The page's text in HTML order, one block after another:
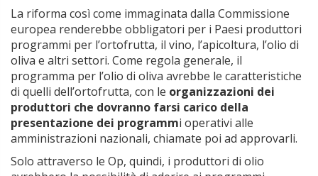
La riforma così come immaginata dalla Commissione
europea renderebbe obbligatori per i Paesi produttori
programmi per l’ortofrutta, il vino, l’apicoltura, l’olio di
oliva e altri settori. Come regola generale, il
programma per l’olio di oliva avrebbe le caratteristiche
di quelli dell’ortofrutta, con le organizzazioni dei
produttori che dovranno farsi carico della
presentazione dei programmi operativi alle
amministrazioni nazionali, chiamate poi ad approvarli.
Solo attraverso le Op, quindi, i produttori di olio